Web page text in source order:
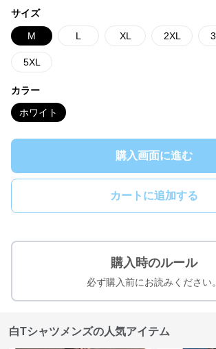
サイズ
M L XL 2XL
5XL
カラー
ホワイト
購入画面に進む
カートに追加する
購入時のルール
必ず購入前にお読みください。
白Tシャツメンズの人気アイテム